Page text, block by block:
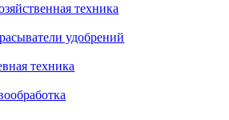
техника
удобрений
техника